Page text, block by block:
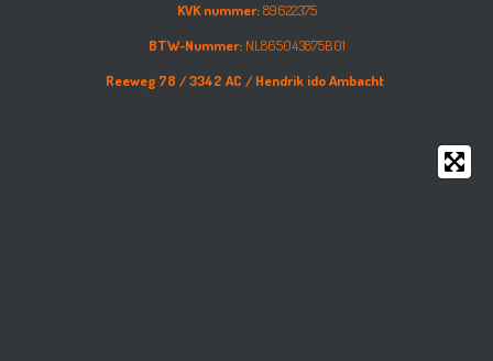
KVK nummer:89622375
BTW-Nummer:NL865043875B01
Reeweg 78 /3342 AC / Hendrik ido Ambacht